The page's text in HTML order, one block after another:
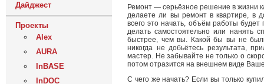
Дайджест
Проекты
Alex
AURA
InBASE
InDOC
Ремонт — серьёзное решение в жизни
делаете ли вы ремонт в квартире, в
всего это начать, объём работы будет
делать самостоятельно или нанять
быстрее, чем вы. Какой бы вы не
никогда не добьётесь результата,
мастер. Не забывайте не только о
потом отразится на внешнем виде
С чего же начать? Если вы только